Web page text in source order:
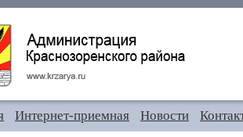
Интернет-приемная Новости